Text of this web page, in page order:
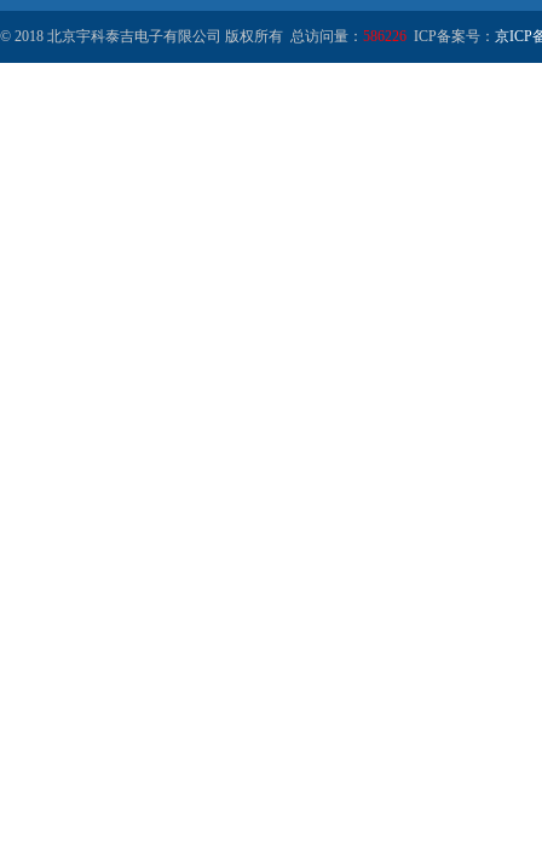
© 2018 北京宇科泰吉电子有限公司 版权所有 总访问量： 586226 ICP备案号： 京ICP